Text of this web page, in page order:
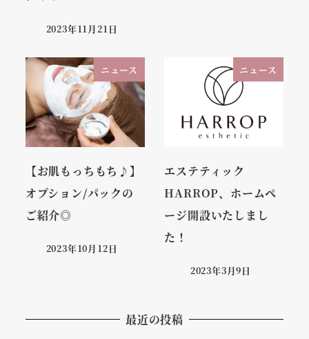
2023年11月21日
ニュース
【お肌もっちもち♪】
オプション/パックの
ご紹介◎
2023年10月12日
ニュース
エステティック
HARROP、ホームペ
ージ開設いたしまし
た！
2023年3月9日
最近の投稿